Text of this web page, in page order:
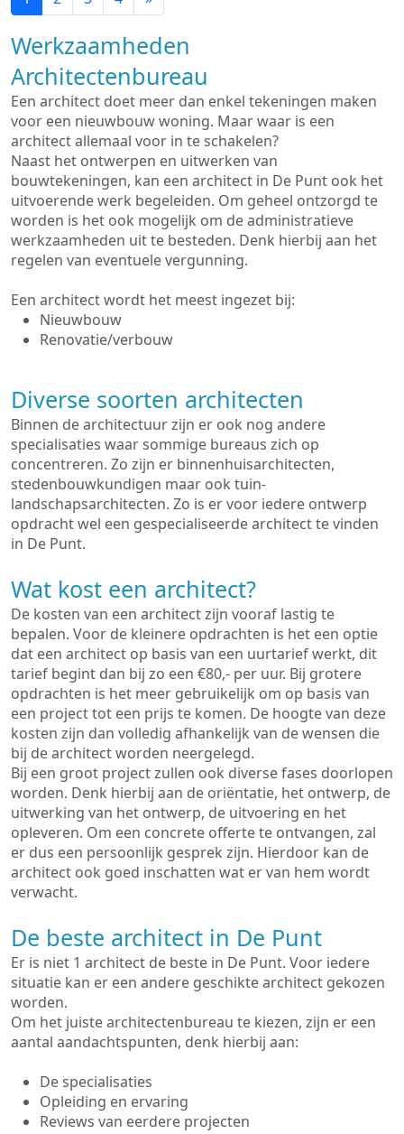
Werkzaamheden
Architectenbureau
Een architect doet meer dan enkel tekeningen maken
voor een nieuwbouw woning. Maar waar is een
architect allemaal voor in te schakelen?
Naast het ontwerpen en uitwerken van
bouwtekeningen, kan een architect in De Punt ook het
uitvoerende werk begeleiden. Om geheel ontzorgd te
worden is het ook mogelijk om de administratieve
werkzaamheden uit te besteden. Denk hierbij aan het
regelen van eventuele vergunning.
Een architect wordt het meest ingezet bij:
Nieuwbouw
Renovatie/verbouw
Diverse soorten architecten
Binnen de architectuur zijn er ook nog andere
specialisaties waar sommige bureaus zich op
concentreren. Zo zijn er binnenhuisarchitecten,
stedenbouwkundigen maar ook tuin-
landschapsarchitecten. Zo is er voor iedere ontwerp
opdracht wel een gespecialiseerde architect te vinden
in De Punt.
Wat kost een architect?
De kosten van een architect zijn vooraf lastig te
bepalen. Voor de kleinere opdrachten is het een optie
dat een architect op basis van een uurtarief werkt, dit
tarief begint dan bij zo een €80,- per uur. Bij grotere
opdrachten is het meer gebruikelijk om op basis van
een project tot een prijs te komen. De hoogte van deze
kosten zijn dan volledig afhankelijk van de wensen die
bij de architect worden neergelegd.
Bij een groot project zullen ook diverse fases doorlopen
worden. Denk hierbij aan de oriëntatie, het ontwerp, de
uitwerking van het ontwerp, de uitvoering en het
opleveren. Om een concrete offerte te ontvangen, zal
er dus een persoonlijk gesprek zijn. Hierdoor kan de
architect ook goed inschatten wat er van hem wordt
verwacht.
De beste architect in De Punt
Er is niet 1 architect de beste in De Punt. Voor iedere
situatie kan er een andere geschikte architect gekozen
worden.
Om het juiste architectenbureau te kiezen, zijn er een
aantal aandachtspunten, denk hierbij aan:
De specialisaties
Opleiding en ervaring
Reviews van eerdere projecten